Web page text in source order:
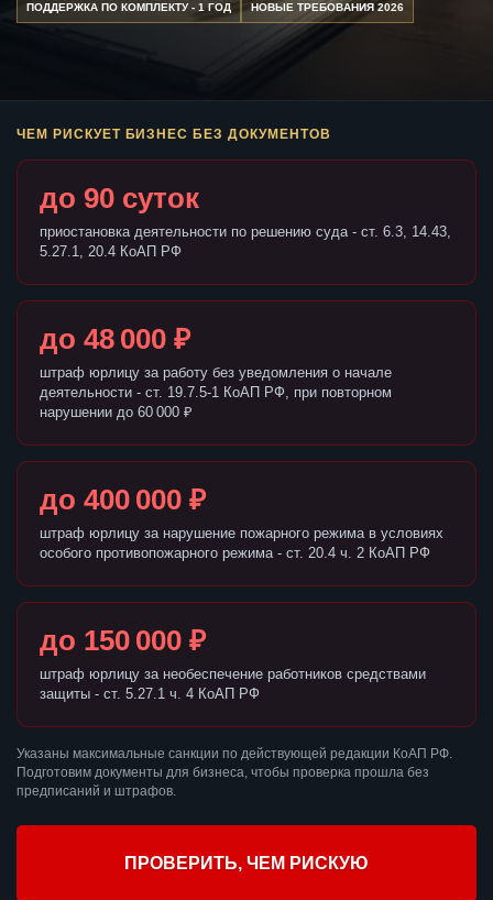
ПОДДЕРЖКА ПО КОМПЛЕКТУ - 1 ГОД НОВЫЕ ТРЕБОВАНИЯ 2026
ЧЕМ РИСКУЕТ БИЗНЕС БЕЗ ДОКУМЕНТОВ
до 90 суток
приостановка деятельности по решению суда - ст. 6.3, 14.43,
5.27.1, 20.4 КоАП РФ
до 48 000 ₽
штраф юрлицу за работу без уведомления о начале
деятельности - ст. 19.7.5-1 КоАП РФ, при повторном
нарушении до 60 000 ₽
до 400 000 ₽
штраф юрлицу за нарушение пожарного режима в условиях
особого противопожарного режима - ст. 20.4 ч. 2 КоАП РФ
до 150 000 ₽
штраф юрлицу за необеспечение работников средствами
защиты - ст. 5.27.1 ч. 4 КоАП РФ
Указаны максимальные санкции по действующей редакции КоАП РФ.
Подготовим документы для бизнеса, чтобы проверка прошла без
предписаний и штрафов.
ПРОВЕРИТЬ, ЧЕМ РИСКУЮ